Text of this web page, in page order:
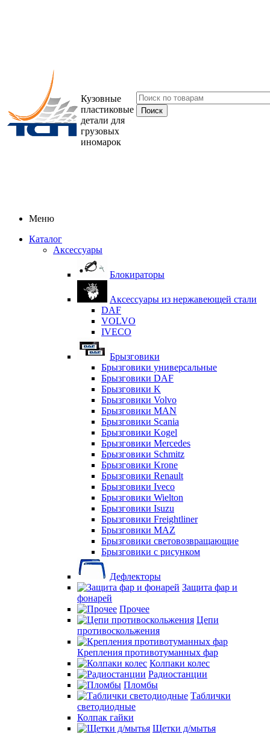
Кузовные
пластиковые
детали для
грузовых
иномарок
Меню
Каталог
Аксессуары
Блокираторы
Аксессуары из нержавеющей стали
DAF
VOLVO
IVECO
Брызговики
Брызговики универсальные
Брызговики DAF
Брызговики K
Брызговики Volvo
Брызговики MAN
Брызговики Scania
Брызговики Kogel
Брызговики Mercedes
Брызговики Schmitz
Брызговики Krone
Брызговики Renault
Брызговики Iveco
Брызговики Wielton
Брызговики Isuzu
Брызговики Freightliner
Брызговики MAZ
Брызговики световозвращающие
Брызговики с рисунком
Дефлекторы
Защита фар и
фонарей
Прочее
Цепи
противоскольжения
Крепления противотуманных фар
Колпаки колес
Радиостанции
Пломбы
Таблички
светодиодные
Колпак гайки
Щетки д/мытья